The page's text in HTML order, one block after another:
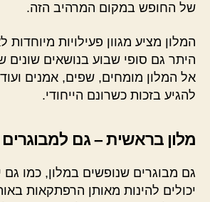
של החופש במקום המרהיב הזה.
המלון מציע מגוון פעילויות מיוחדות
היתר גם סופי שבוע בנושאים שונים
אל המלון מומחים, שפים, אמנים
להגיע בזכות כשרונם הייחודי.
מלון בראשית – גם למבוגרים
גם מבוגרים שנופשים במלון, כמו
יכולים להינות מאותן הרפתקאות